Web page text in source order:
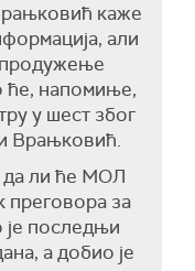
каже
али
продужење
ће, напомиње,
у шест због
Врањковић.
да ли ће МОЛ
преговора за
последњи
а добио је